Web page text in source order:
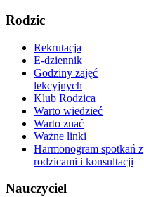
Rodzic
Rekrutacja
E-dziennik
Godziny zajęć
lekcyjnych
Klub Rodzica
Warto wiedzieć
Warto znać
Ważne linki
Harmonogram spotkań z
rodzicami i konsultacji
Nauczyciel